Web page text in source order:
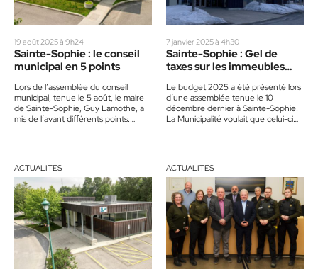
19 août 2025 à 9h24
Sainte-Sophie : le conseil
municipal en 5 points
Lors de l’assemblée du conseil
municipal, tenue le 5 août, le maire
de Sainte-Sophie, Guy Lamothe, a
mis de l’avant différents points.
7 janvier 2025 à 4h30
Sainte-Sophie : Gel de
taxes sur les immeubles
Le budget 2025 a été présenté lors
d’une assemblée tenue le 10
décembre dernier à Sainte-Sophie.
La Municipalité voulait que celui-ci
ACTUALITÉS ACTUALITÉS